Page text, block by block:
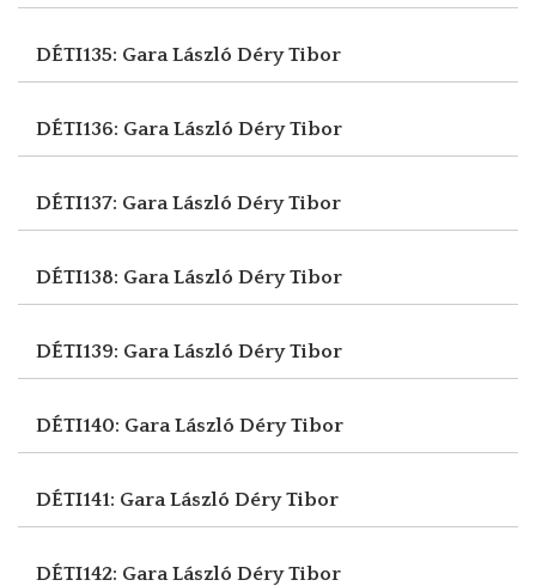
DÉTI135: Gara László Déry Tibor
DÉTI136: Gara László Déry Tibor
DÉTI137: Gara László Déry Tibor
DÉTI138: Gara László Déry Tibor
DÉTI139: Gara László Déry Tibor
DÉTI140: Gara László Déry Tibor
DÉTI141: Gara László Déry Tibor
DÉTI142: Gara László Déry Tibor